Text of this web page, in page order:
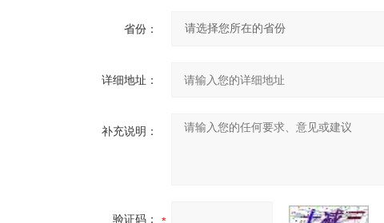
省份：
详细地址：
补充说明：
验证码：